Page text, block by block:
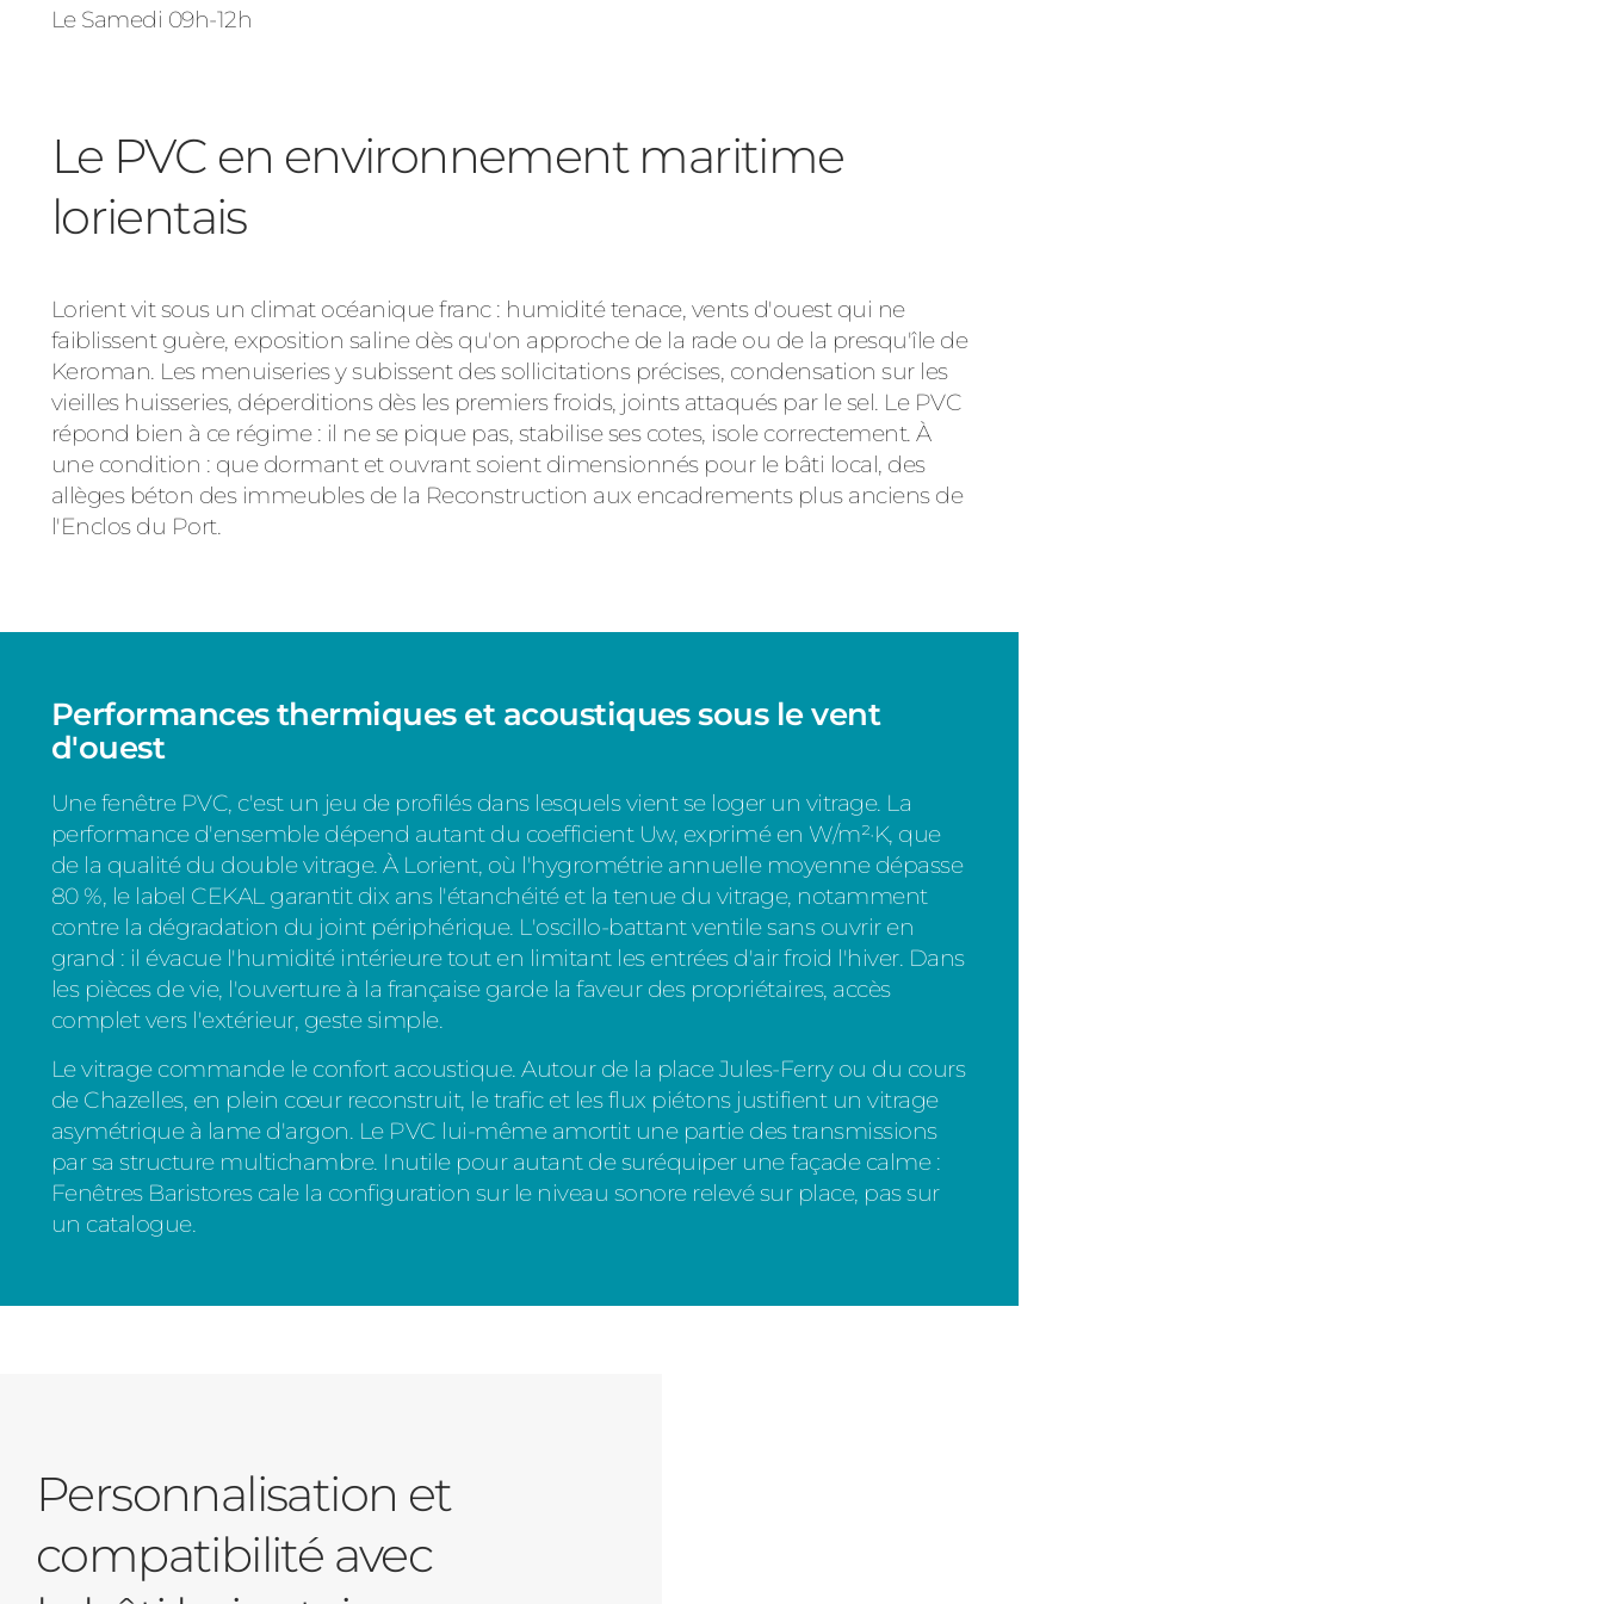
Le Samedi 09h-12h
Le PVC en environnement maritime
lorientais
Lorient vit sous un climat océanique franc : humidité tenace, vents d'ouest qui ne
faiblissent guère, exposition saline dès qu'on approche de la rade ou de la presqu'île de
Keroman. Les menuiseries y subissent des sollicitations précises, condensation sur les
vieilles huisseries, déperditions dès les premiers froids, joints attaqués par le sel. Le PVC
répond bien à ce régime : il ne se pique pas, stabilise ses cotes, isole correctement. À
une condition : que dormant et ouvrant soient dimensionnés pour le bâti local, des
allèges béton des immeubles de la Reconstruction aux encadrements plus anciens de
l'Enclos du Port.
Performances thermiques et acoustiques sous le vent
d'ouest
Une fenêtre PVC, c'est un jeu de profilés dans lesquels vient se loger un vitrage. La
performance d'ensemble dépend autant du coefficient Uw, exprimé en W/m²·K, que
de la qualité du double vitrage. À Lorient, où l'hygrométrie annuelle moyenne dépasse
80 %, le label CEKAL garantit dix ans l'étanchéité et la tenue du vitrage, notamment
contre la dégradation du joint périphérique. L'oscillo-battant ventile sans ouvrir en
grand : il évacue l'humidité intérieure tout en limitant les entrées d'air froid l'hiver. Dans
les pièces de vie, l'ouverture à la française garde la faveur des propriétaires, accès
complet vers l'extérieur, geste simple.
Le vitrage commande le confort acoustique. Autour de la place Jules-Ferry ou du cours
de Chazelles, en plein cœur reconstruit, le trafic et les flux piétons justifient un vitrage
asymétrique à lame d'argon. Le PVC lui-même amortit une partie des transmissions
par sa structure multichambre. Inutile pour autant de suréquiper une façade calme :
Fenêtres Baristores cale la configuration sur le niveau sonore relevé sur place, pas sur
un catalogue.
Personnalisation et
compatibilité avec